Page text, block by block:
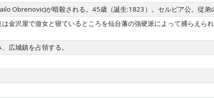
Obrenovic)が暗殺される。45歳（誕生:1823）。セルビア公。従弟
金沢屋で遊女と寝ているところを仙台藩の強硬派によって捕らえら
広城鎮を占領する。